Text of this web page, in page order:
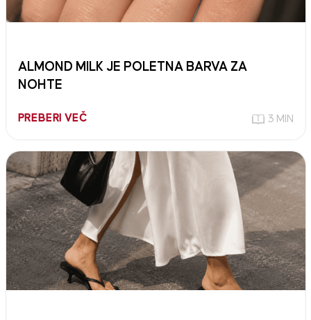
ALMOND MILK JE POLETNA BARVA ZA
NOHTE
PREBERI VEČ 3 MIN